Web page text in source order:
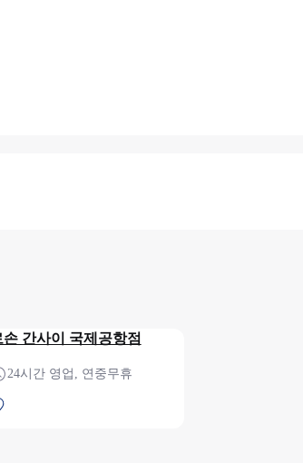
손 간사이 국제공항점
24시간 영업, 연중무휴